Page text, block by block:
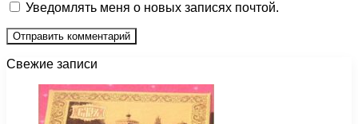
Уведомлять меня о новых записях почтой.
Свежие записи